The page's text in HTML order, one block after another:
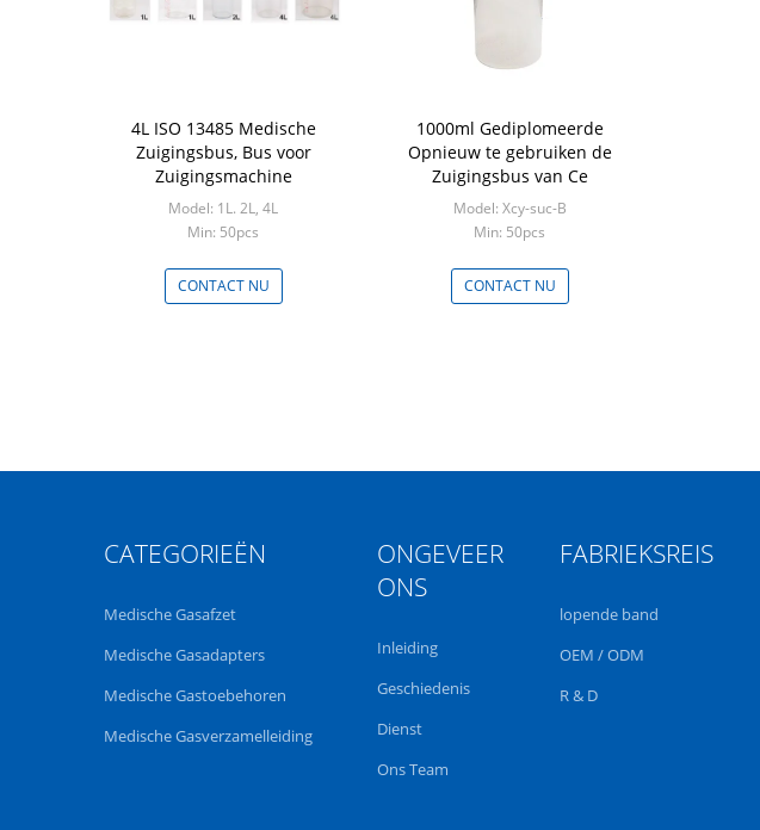
4L ISO 13485 Medische
Zuigingsbus, Bus voor
Zuigingsmachine
Model: 1L. 2L, 4L
Min: 50pcs
CONTACT NU
1000ml Gediplomeerde
Opnieuw te gebruiken de
Zuigingsbus van Ce
Model: Xcy-suc-B
Min: 50pcs
CONTACT NU
CATEGORIEËN
Medische Gasafzet
Medische Gasadapters
Medische Gastoebehoren
Medische Gasverzamelleiding
ONGEVEER
ONS
Inleiding
Geschiedenis
Dienst
Ons Team
FABRIEKSREIS
lopende band
OEM / ODM
R & D